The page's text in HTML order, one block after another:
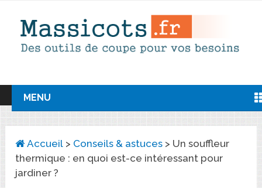
MENU
Accueil > Conseils & astuces > Un souffleur
thermique : en quoi est-ce intéressant pour
jardiner ?